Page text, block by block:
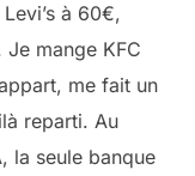
à 60€,
mange KFC
me fait un
reparti. Au
la seule banque